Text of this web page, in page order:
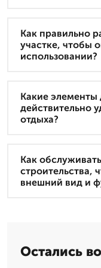
Как правильно
участке, чтобы
использовании?
Какие
действительно
отдыха?
Как
строительства,
внешний вид и
Остались